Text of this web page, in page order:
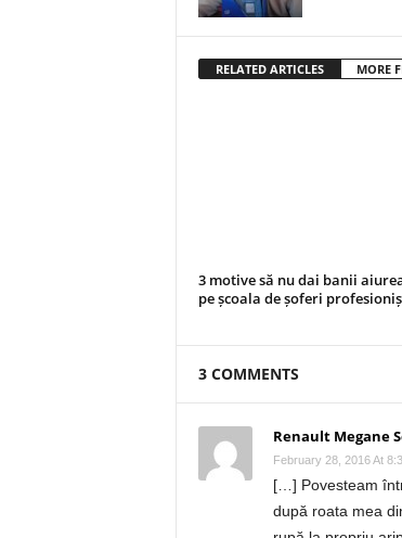
RELATED ARTICLES MORE
3 motive să nu dai banii
pe școala de șoferi
3 COMMENTS
Renault Megane
February 28, 2016 At
[…] Povesteam
după roata mea